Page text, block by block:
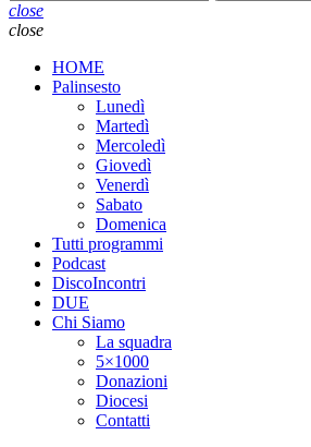
close
close
HOME
Palinsesto
Lunedì
Martedì
Mercoledì
Giovedì
Venerdì
Sabato
Domenica
Tutti programmi
Podcast
DiscoIncontri
DUE
Chi Siamo
La squadra
5×1000
Donazioni
Diocesi
Contatti